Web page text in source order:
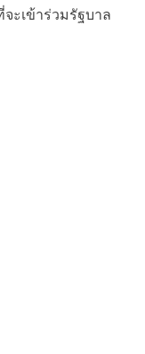
ะเข้าร่วมรัฐบาล